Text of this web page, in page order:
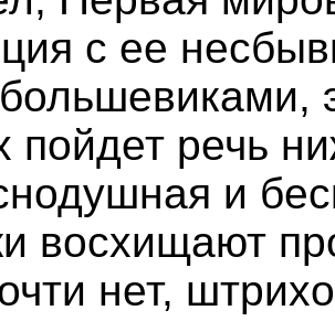
с ее
пойдет речь
и
восхищают
нет,